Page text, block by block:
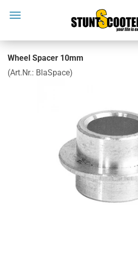
Wheel Spacer 10mm
(Art.Nr.: BlaSpace)